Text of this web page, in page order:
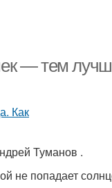
— тем
Туманов .
не попадает